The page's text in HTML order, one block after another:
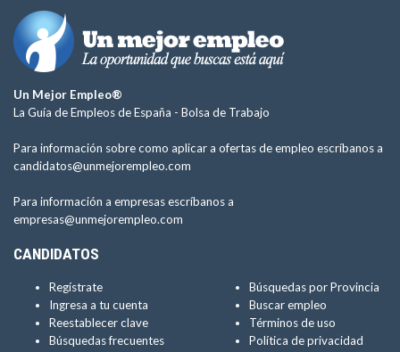
Un Mejor Empleo®
La Guía de Empleos de España - Bolsa de Trabajo
Para información sobre como aplicar a ofertas de empleo escríbanos a
candidatos@unmejorempleo.com
Para información a empresas escríbanos a
empresas@unmejorempleo.com
CANDIDATOS
Regístrate
Ingresa a tu cuenta
Reestablecer clave
Búsquedas frecuentes
Búsquedas por Provincia
Buscar empleo
Términos de uso
Política de privacidad